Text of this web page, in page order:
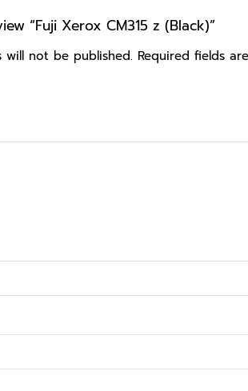
“Fuji Xerox CM315 z (Black)”
will not be published. Required fields